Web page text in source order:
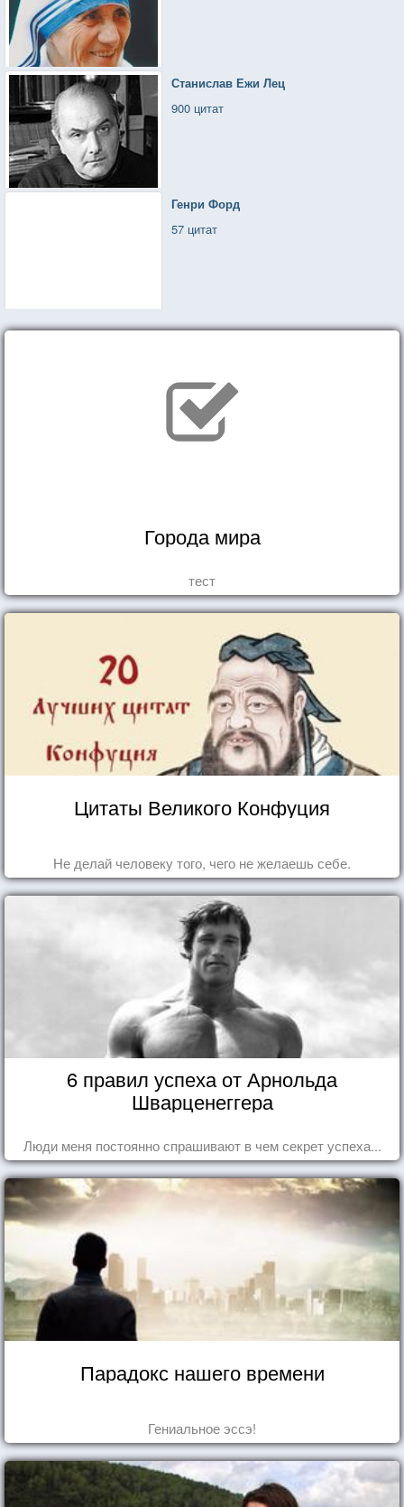
Станислав Ежи Лец
900 цитат
Генри Форд
57 цитат
Города мира
тест
Цитаты Великого Конфуция
Не делай человеку того, чего не желаешь себе.
6 правил успеха от Арнольда
Шварценеггера
Люди меня постоянно спрашивают в чем секрет успеха...
Парадокс нашего времени
Гениальное эссэ!